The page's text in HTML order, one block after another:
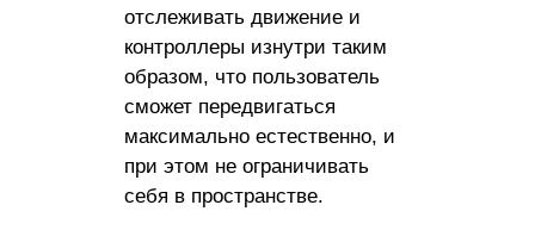
отслеживать движение и
контроллеры изнутри таким
образом, что пользователь
сможет передвигаться
максимально естественно, и
при этом не ограничивать
себя в пространстве.